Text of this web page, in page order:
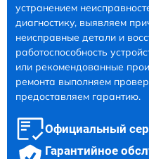
устранением
диагностику, выявляем
неисправные детали и
работоспособность
или рекомендованные
ремонта выполняем
предоставляем гарантию.
Официальный
Гарантийное